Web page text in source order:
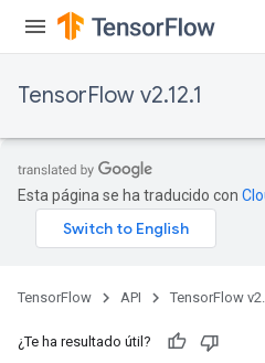
TensorFlow v2.12.1
Esta página se ha traducido con
TensorFlow API TensorFlow
¿Te ha resultado útil?